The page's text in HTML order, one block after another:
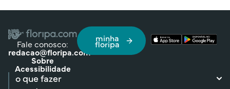
Fale conosco:
redacao@floripa.com
Sobre
Acessibilidade
minha
floripa
o que fazer